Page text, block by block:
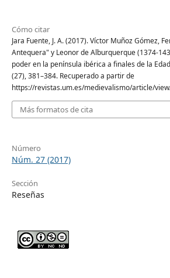
Cómo citar
Jara Fuente, J. A. (2017). Víctor Muñoz Gómez,
Antequera" y Leonor de Alburquerque (1374-
poder en la península ibérica a finales de la
(27), 381–384. Recuperado a partir de
https://revistas.um.es/medievalismo/article/
Más formatos de cita
Número
Núm. 27 (2017)
Sección
Reseñas